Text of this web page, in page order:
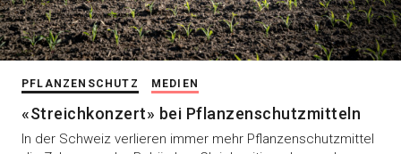
PFLANZENSCHUTZ MEDIEN
«Streichkonzert» bei Pflanzenschutzmitteln
In der Schweiz verlieren immer mehr Pflanzenschutzmittel